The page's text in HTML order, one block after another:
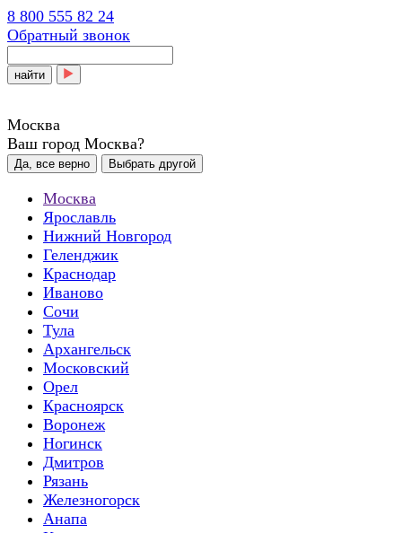
8 800 555 82 24
Обратный звонок
найти
Москва
Ваш город Москва?
Да, все верно Выбрать другой
Москва
Ярославль
Нижний Новгород
Геленджик
Краснодар
Иваново
Сочи
Тула
Архангельск
Московский
Орел
Красноярск
Воронеж
Ногинск
Дмитров
Рязань
Железногорск
Анапа